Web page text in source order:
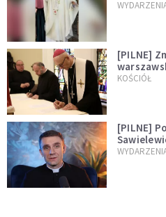
[PILNE]
wręczył
KOŚCIÓŁ
[PILNE]
mediach